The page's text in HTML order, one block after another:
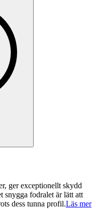
ger exceptionellt skydd
snygga fodralet är lätt att
dess tunna profil.Läs mer